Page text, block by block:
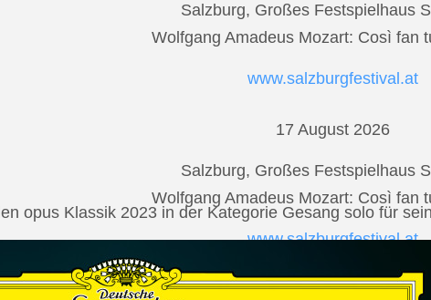
Salzburg, Großes Festspielhaus
Wolfgang Amadeus Mozart: Così fan
www.salzburgfestival.at
17 August 2026
Salzburg, Großes Festspielhaus
Wolfgang Amadeus Mozart: Così fan
www.salzburgfestival.at
20 August 2026
opus Klassik 2023 in der Kategorie Gesang solo für